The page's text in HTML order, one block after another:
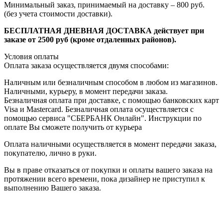
Минимальный заказ, принимаемый на доставку – 800 руб.
(без учета стоимости доставки).
БЕСПЛАТНАЯ ДНЕВНАЯ ДОСТАВКА действует при
заказе от 2500 руб (кроме отдаленных районов).
Условия оплаты
Оплата заказа осуществляется двумя способами:
Наличным или безналичным способом в любом из магазинов.
Наличными, курьеру, в момент передачи заказа.
Безналичная оплата при доставке, с помощью банковских карт
Visa и Mastercard. Безналичная оплата осуществляется с
помощью сервиса "СБЕРБАНК Онлайн". Инструкции по
оплате Вы сможете получить от курьера
Оплата наличными осуществляется в момент передачи заказа,
покупателю, лично в руки.
Вы в праве отказаться от покупки и оплаты вашего заказа на
протяжении всего времени, пока дизайнер не приступил к
выполнению Вашего заказа.